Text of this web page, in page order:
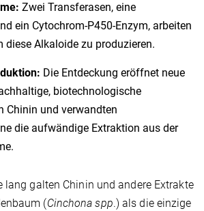
Zwei Transferasen, eine
ein Cytochrom-P450-Enzym, arbeiten
diese Alkaloide zu produzieren.
Die Entdeckung eröffnet neue
biotechnologische
Chinin und verwandten
die aufwändige Extraktion aus der
lang galten Chinin und andere Extrakte
(Cinchona spp.) als die einzige